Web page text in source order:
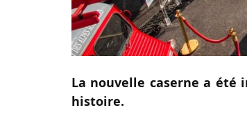
La nouvelle caserne a été
histoire.